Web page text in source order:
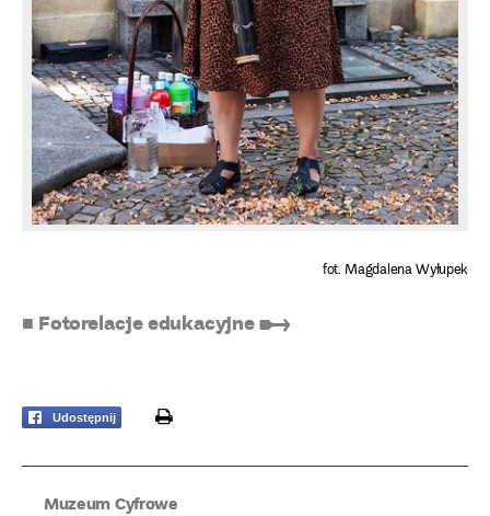
fot. Magdalena Wyłupek
■ Fotorelacje edukacyjne ➸
Udostępnij print
Muzeum Cyfrowe